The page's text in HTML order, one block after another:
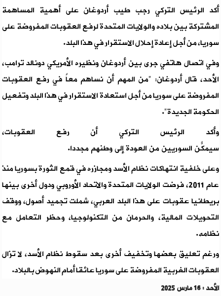
أكد الرئيس التركي رجب طيب أردوغان على أهمية المساهمة
المشتركة بين بلاده والولايات المتحدة لرفع العقوبات المفروضة على
سوريا، من أجل إعادة إحلال الاستقرار في هذا البلد.
وفي اتصال هاتفي جرى بين أردوغان ونظيره الأمريكي دونالد ترامب،
الأحد، قال أردوغان: "من المهم أن نساهم معاً في رفع العقوبات
المفروضة على سوريا من أجل استعادة الاستقرار في هذا البلد وتفعيل
الحكومة الجديدة".
وأكد الرئيس التركي أن رفع العقوبات،
سيمكّن السوريين من العودة إلى وطنهم مجدداً.
وعلى خلفية انتهاكات نظام الأسد ومجازره في قمع الثورة بسوريا منذ
عام 2011، فرضت الولايات المتحدة والاتحاد الأوروبي ودول أخرى بينها
بريطانيا عقوبات على هذا البلد العربي، شملت تجميد أصول، ووقف
التحويلات المالية، والحرمان من التكنولوجيا، وحظر التعامل مع
نظامه.
ورغم تعليق بعضها وتخفيف أخرى بعد سقوط نظام الأسد، لا تزال
العقوبات الغربية المفروضة على سوريا عائقا أمام النهوض بالبلاد.
الأحد : 16 مارس 2025